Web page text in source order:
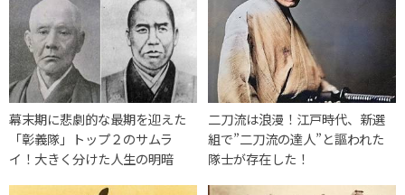
幕末期に悲劇的な最期を迎えた
「彰義隊」トップ２のサムラ
イ！大きく分けた人生の明暗
二刀流は浪漫！江戸時代、新選
組で”二刀流の達人”と謳われた
隊士が存在した！